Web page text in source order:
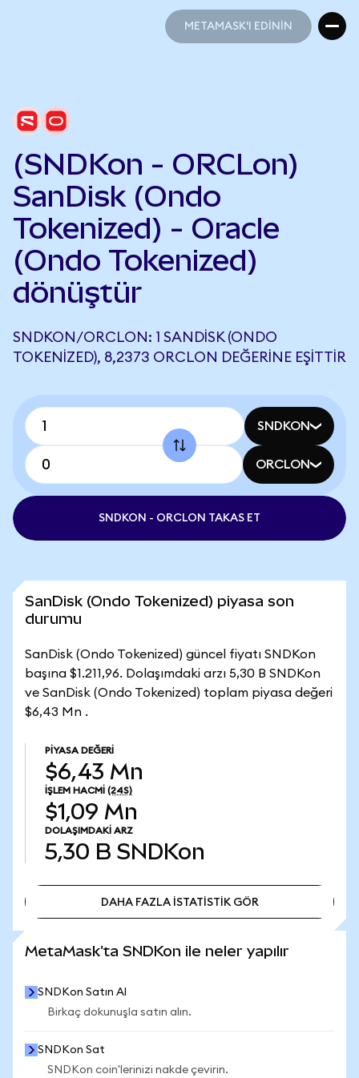
METAMASK'I EDİNİN
(SNDKon - ORCLon)
SanDisk (Ondo
Tokenized) - Oracle
(Ondo Tokenized)
dönüştür
SNDKON/ORCLON: 1 SANDISK (ONDO
TOKENIZED), 8,2373 ORCLON DEĞERINE EŞITTIR
SNDKON
ORCLON
SNDKON - ORCLON TAKAS ET
SanDisk (Ondo Tokenized) piyasa son
durumu
SanDisk (Ondo Tokenized) güncel fiyatı SNDKon
başına $1.211,96. Dolaşımdaki arzı 5,30 B SNDKon
ve SanDisk (Ondo Tokenized) toplam piyasa değeri
$6,43 Mn .
PIYASA DEĞERI
$6,43 Mn
İŞLEM HACMI (24S)
$1,09 Mn
DOLAŞIMDAKI ARZ
5,30 B SNDKon
DAHA FAZLA İSTATİSTİK GÖR
MetaMask'ta SNDKon ile neler yapılır
SNDKon Satın Al
Birkaç dokunuşla satın alın.
SNDKon Sat
SNDKon coin'lerinizi nakde çevirin.